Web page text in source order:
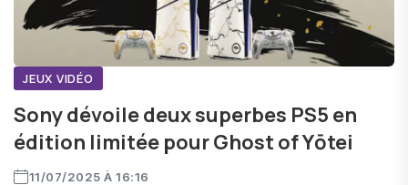
JEUX VIDÉO
Sony dévoile deux superbes PS5 en
édition limitée pour Ghost of Yōtei
11/07/2025 À 16:16